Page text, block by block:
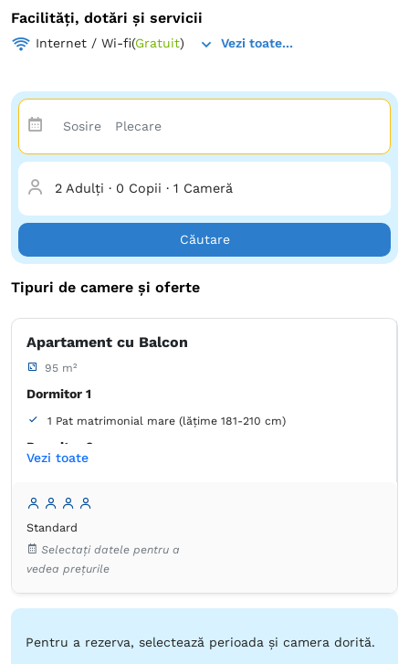
vorbește limbile engleză britanică și română. Oaspeții cazați
Old Town by Holztreppe se află la 4,5 km de Paradisul
apropiat aeroport este Aeroportul Internaţional Sibiu, situat
la 145 km de Sb Old Town by Holztreppe.
Facilități, dotări și servicii
Internet / Wi-fi(Gratuit) Vezi toate...
2 Adulți · 0 Copii · 1 Cameră
Căutare
Tipuri de camere și oferte
Apartament cu Balcon
95 m²
Dormitor 1
1 Pat matrimonial mare (lățime 181-210 cm)
Dormitor 2
Living 1
1 Canapea extensibilă (2 persoane)
Balcon / terasă
Living 2
1 Canapea extensibilă (2 persoane)
Vezi toate
Standard
Selectați datele pentru a
vedea prețurile
Pentru a rezerva, selectează perioada și camera dorită.